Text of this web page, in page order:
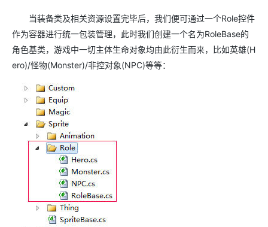
当装备类及相关资源设置完毕后，我们便可通过一个Role控件
作为容器进行统一包装管理，此时我们创建一个名为RoleBase的
角色基类，游戏中一切主体生命对象均由此衍生而来，比如英雄(H
ero)/怪物(Monster)/非控对象(NPC)等等：